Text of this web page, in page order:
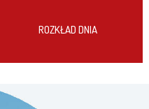
ROZKŁAD DNIA